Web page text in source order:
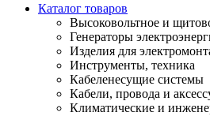
Каталог товаров
Высоковольтное и
Генераторы
Изделия для
Инструменты, техника
Кабеленесущие системы
Кабели, провода и
Климатические и